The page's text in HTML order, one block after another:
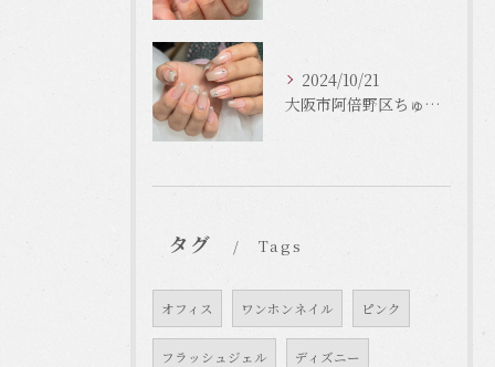
2024/10/21
大阪市阿倍野区ちゅるんネイルはLinonail
タグ Tags
オフィス ワンホンネイル ピンク
フラッシュジェル ディズニー